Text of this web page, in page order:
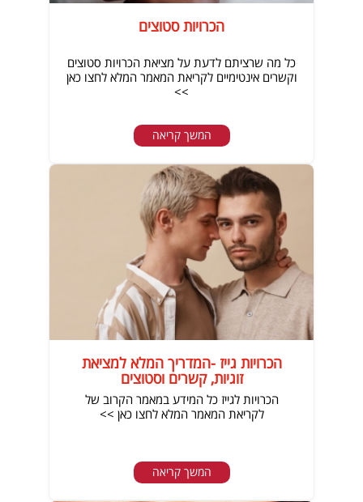
הכרויות סטוצים
כל מה שרציתם לדעת על מציאת הכרויות סטוצים
וקשרים אינטימיים לקריאת המאמר המלא לחצו כאן
>>
המשך קריאה
הכרויות גייז -המדריך המלא למציאת
זוגיות, קשרים וסטוצים
הכרויות לגייז כל המידע במאמר הקרוב של
לקריאת המאמר המלא לחצו כאן >>
המשך קריאה